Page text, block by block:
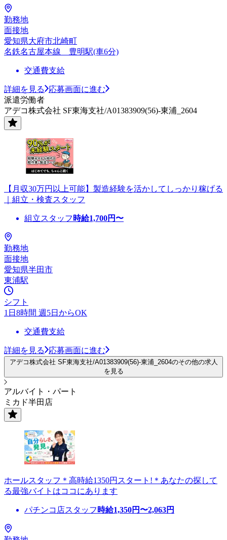
勤務地
面接地
愛知県大府市北崎町
名鉄名古屋本線 豊明駅(車6分)
交通費支給
詳細を見る
応募画面に進む
派遣労働者
アデコ株式会社 SF東海支社/A01383909(56)-東浦_2604
【月収30万円以上可能】製造経験を活かしてしっかり稼げる
｜組立・検査スタッフ
組立スタッフ 時給1,700円〜
勤務地
面接地
愛知県半田市
東浦駅
シフト
1日8時間 週5日からOK
交通費支給
詳細を見る 応募画面に進む
アデコ株式会社 SF東海支社/A01383909(56)-東浦_2604のその他の求人
を見る
アルバイト・パート
ミカド半田店
ホールスタッフ＊高時給1350円スタート!＊あなたの探して
る最強バイトはココにあります
パチンコ店スタッフ 時給1,350円〜2,063円